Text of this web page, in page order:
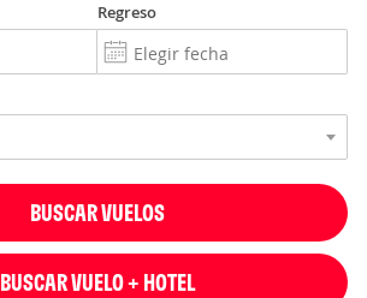
Regreso
BUSCAR VUELOS
BUSCAR VUELO + HOTEL